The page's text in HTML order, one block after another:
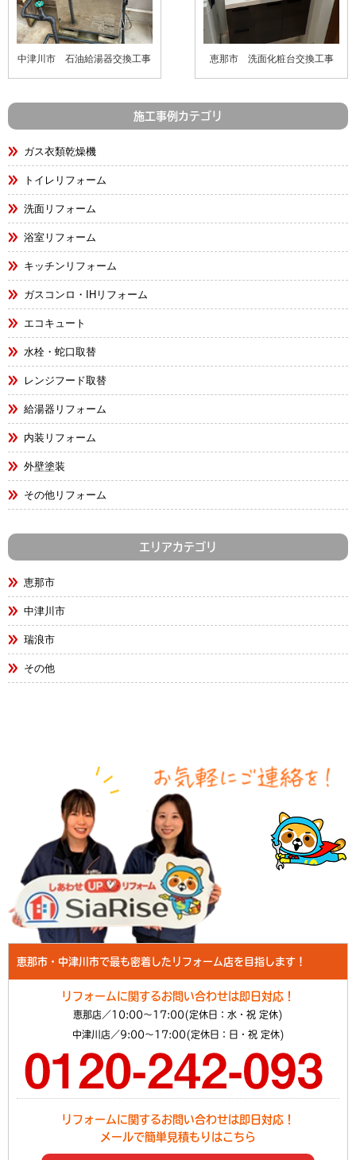
中津川市 石油給湯器交換工事 恵那市 洗面化粧台交換工事
施工事例カテゴリ
ガス衣類乾燥機
トイレリフォーム
洗面リフォーム
浴室リフォーム
キッチンリフォーム
ガスコンロ・IHリフォーム
エコキュート
水栓・蛇口取替
レンジフード取替
給湯器リフォーム
内装リフォーム
外壁塗装
その他リフォーム
エリアカテゴリ
恵那市
中津川市
瑞浪市
その他
恵那市・中津川市で最も密着したリフォーム店を目指します！
リフォームに関するお問い合わせは即日対応！
恵那店／10:00～17:00(定休日：水・祝 定休)
中津川店／9:00～17:00(定休日：日・祝 定休)
リフォームに関するお問い合わせは即日対応！
メールで簡単見積もりはこちら